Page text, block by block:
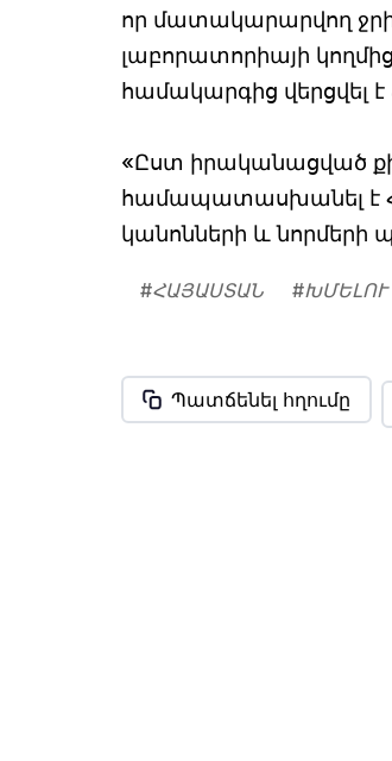
որ մատակարարվող
լաբորատորիայի
համակարգից վերցվել
«Ըստ իրականացված
համապատասխանել է
կանոնների և նորմերի
#ՀԱՅԱՍՏԱՆ #ԽՄԵԼՈՒ
Պատճենել հղումը